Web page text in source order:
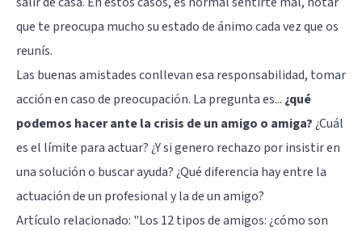
que te preocupa mucho su estado de ánimo cada vez que os
reunís.
Las buenas amistades conllevan esa responsabilidad, tomar
acción en caso de preocupación. La pregunta es... ¿qué
podemos hacer ante la crisis de un amigo o amiga?¿Cuál
es el límite para actuar? ¿Y si genero rechazo por insistir en
una solución o buscar ayuda? ¿Qué diferencia hay entre la
actuación de un profesional y la de un amigo?
Artículo relacionado: "Los 12 tipos de amigos: ¿cómo son